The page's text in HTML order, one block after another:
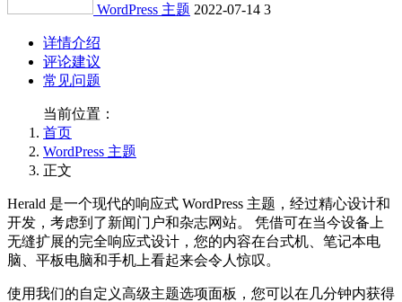
WordPress 主题 2022-07-14 3
详情介绍
评论建议
常见问题
当前位置：
首页
WordPress 主题
正文
Herald 是一个现代的响应式 WordPress 主题，经过精心设计和
开发，考虑到了新闻门户和杂志网站。 凭借可在当今设备上
无缝扩展的完全响应式设计，您的内容在台式机、笔记本电
脑、平板电脑和手机上看起来会令人惊叹。
使用我们的自定义高级主题选项面板，您可以在几分钟内获得